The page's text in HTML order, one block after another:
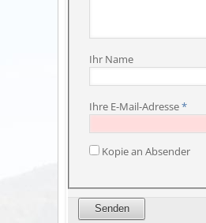
Ihr Name
Ihre E-Mail-Adresse*
Kopie an Absender